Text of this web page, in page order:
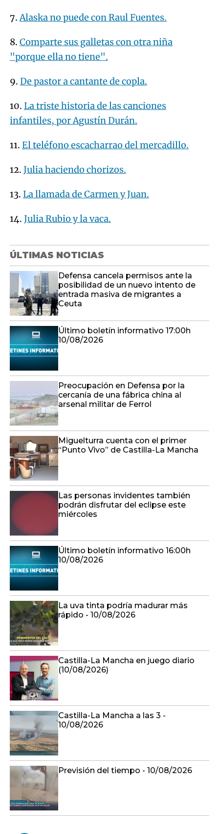
7.Alaska no puede con Raul Fuentes.
8. Comparte sus galletas con otra niña
"porque ella no tiene".
9. De pastor a cantante de copla.
10. La triste historia de las canciones
infantiles, por Agustín Durán.
11. El teléfono escacharrao del mercadillo.
12. Julia haciendo chorizos.
13. La llamada de Carmen y Juan.
14. Julia Rubio y la vaca.
ÚLTIMAS NOTICIAS
Defensa cancela permisos ante la
posibilidad de un nuevo intento de
entrada masiva de migrantes a
Ceuta
Último boletín informativo 17:00h
10/08/2026
Preocupación en Defensa por la
cercanía de una fábrica china al
arsenal militar de Ferrol
Miguelturra cuenta con el primer
“Punto Vivo” de Castilla-La Mancha
Las personas invidentes también
podrán disfrutar del eclipse este
miércoles
Último boletín informativo 16:00h
10/08/2026
La uva tinta podría madurar más
rápido - 10/08/2026
Castilla-La Mancha en juego diario
(10/08/2026)
Castilla-La Mancha a las 3 -
10/08/2026
Previsión del tiempo - 10/08/2026